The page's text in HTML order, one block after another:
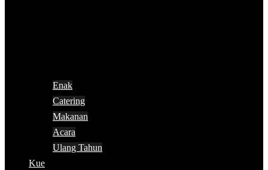
Enak
Catering
Makanan
Acara
Ulang Tahun
Kue